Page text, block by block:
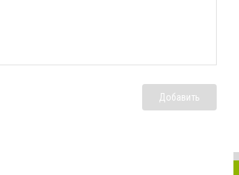
Добавить